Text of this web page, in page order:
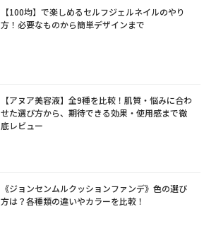
【100均】で楽しめるセルフジェルネイルのやり
方！必要なものから簡単デザインまで
【アヌア美容液】全9種を比較！肌質・悩みに合わ
せた選び方から、期待できる効果・使用感まで徹
底レビュー
《ジョンセンムルクッションファンデ》色の選び
方は？各種類の違いやカラーを比較！